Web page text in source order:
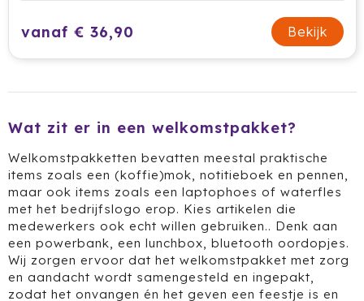
vanaf € 36,90 Bekijk
Wat zit er in een welkomstpakket?
Welkomstpakketten bevatten meestal praktische
items zoals een (koffie)mok, notitieboek en pennen,
maar ook items zoals een laptophoes of waterfles
met het bedrijfslogo erop. Kies artikelen die
medewerkers ook echt willen gebruiken.. Denk aan
een powerbank, een lunchbox, bluetooth oordopjes.
Wij zorgen ervoor dat het welkomstpakket met zorg
en aandacht wordt samengesteld en ingepakt,
zodat het onvangen én het geven een feestje is en